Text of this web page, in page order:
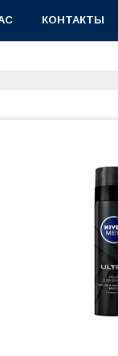
КОНТАКТЫ